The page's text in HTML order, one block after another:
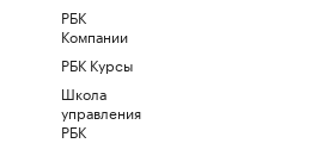
РБК
Компании
РБК Курсы
Школа
управления
РБК